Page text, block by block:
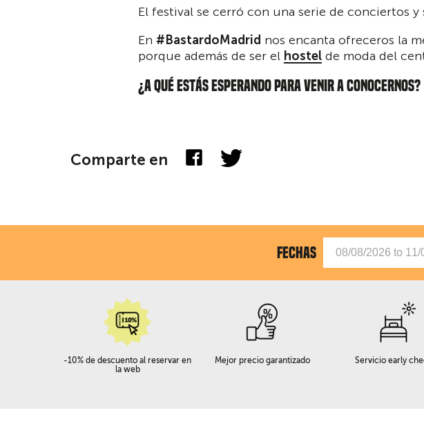
El festival se cerró con una serie de conciertos y
En #BastardoMadrid nos encanta ofreceros la
porque además de ser el hostelde moda del
¿A QUÉ ESTÁS ESPERANDO PARA VENIR A CONOCERNOS?
Comparte en
FECHAS
-10% de descuento al reservar en
la web
Mejor precio garantizado Servicio early